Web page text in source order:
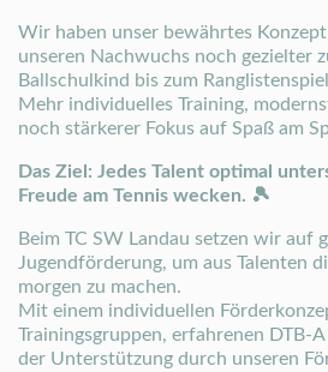
Wir haben unser bewährtes
unseren Nachwuchs noch gezielter
Ballschulkind bis zum
Mehr individuelles Training,
noch stärkerer Fokus auf Spaß am
Das Ziel: Jedes Talent optimal
Freude am Tennis wecken. 🎾
Beim TC SW Landau setzen wir auf
Jugendförderung, um aus Talenten
morgen zu machen.
Mit einem individuellen
Trainingsgruppen, erfahrenen DTB-
der Unterstützung durch unseren